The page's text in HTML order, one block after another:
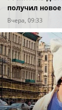
получил
Вчера, 09:33